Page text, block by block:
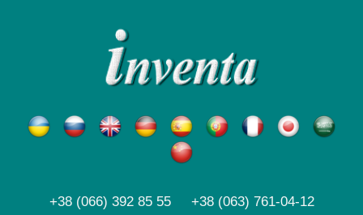
+38 (066) 392 85 55 +38 (063) 761-04-12